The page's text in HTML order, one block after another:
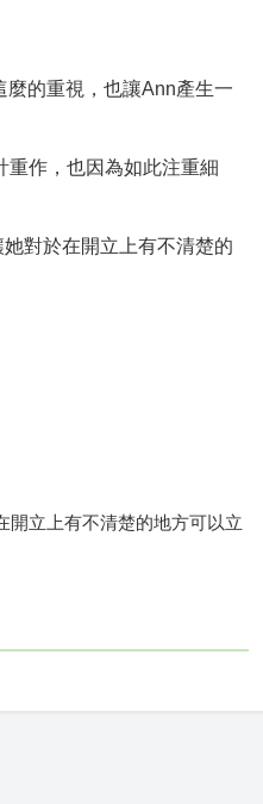
麼的重視，也讓Ann產生一
重作，也因為如此注重細
對於在開立上有不清楚的
開立上有不清楚的地方可以立